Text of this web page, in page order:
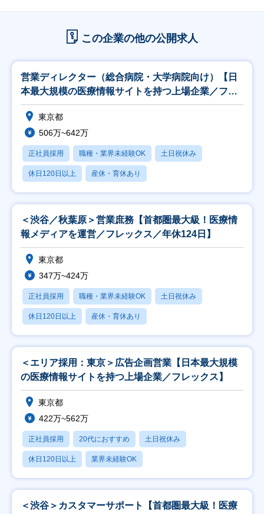
この企業の他の公開求人
営業ディレクター（総合病院・大学病院向け）【日
本最大規模の医療情報サイトを持つ上場企業／フレ
ックス】
東京都
506万~642万
正社員採用 職種・業界未経験OK 土日祝休み
休日120日以上 産休・育休あり
＜渋谷／秋葉原＞営業庶務【首都圏最大級！医療情
報メディアを運営／フレックス／年休124日】
東京都
347万~424万
正社員採用 職種・業界未経験OK 土日祝休み
休日120日以上 産休・育休あり
＜エリア採用：東京＞広告企画営業【日本最大規模
の医療情報サイトを持つ上場企業／フレックス】
東京都
422万~562万
正社員採用 20代におすすめ 土日祝休み
休日120日以上 業界未経験OK
＜渋谷＞カスタマーサポート【首都圏最大級！医療